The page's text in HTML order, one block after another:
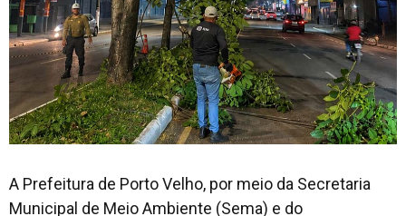
A Prefeitura de Porto Velho, por meio da Secretaria
Municipal de Meio Ambiente (Sema) e do